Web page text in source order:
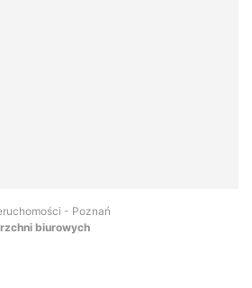
- Poznań
biurowych